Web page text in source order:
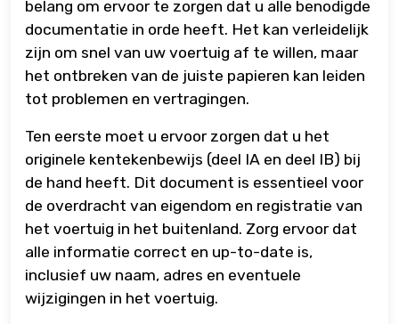
belang om ervoor te zorgen dat u alle benodigde
documentatie in orde heeft. Het kan verleidelijk
zijn om snel van uw voertuig af te willen, maar
het ontbreken van de juiste papieren kan leiden
tot problemen en vertragingen.
Ten eerste moet u ervoor zorgen dat u het
originele kentekenbewijs (deel IA en deel IB) bij
de hand heeft. Dit document is essentieel voor
de overdracht van eigendom en registratie van
het voertuig in het buitenland. Zorg ervoor dat
alle informatie correct en up-to-date is,
inclusief uw naam, adres en eventuele
wijzigingen in het voertuig.